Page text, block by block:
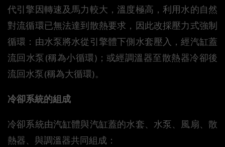
代引擎因轉速及馬力較大，溫度極高，利用水的自然
對流循環已無法達到散熱要求，因此改採壓力式強制
循環：由水泵將水從引擎體下側水套壓入，經汽缸蓋
流回水泵(稱為小循環)；或經調溫器至散熱器冷卻後
流回水泵(稱為大循環)。
冷卻系統的組成
冷卻系統由汽缸體與汽缸蓋的水套、水泵、風扇、散
熱器、與調溫器共同組成：